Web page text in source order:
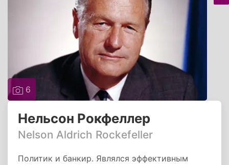
6
Нельсон Рокфеллер
Nelson Aldrich Rockefeller
Политик и банкир. Являлся эффективным